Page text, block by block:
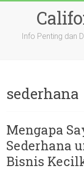
Info Penting dan
sederhana
Mengapa
Sederhana
Bisnis